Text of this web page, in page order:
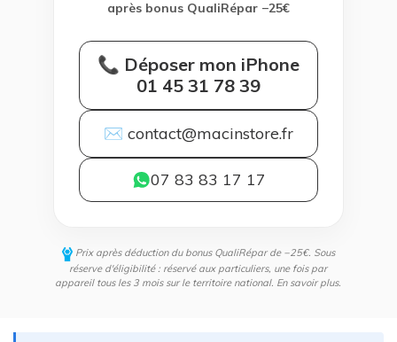
après bonus QualiRépar −25€
📞 Déposer mon iPhone
01 45 31 78 39
✉ contact@macinstore.fr
07 83 83 17 17
Prix après déduction du bonus QualiRépar de −25€. Sous
réserve d'éligibilité : réservé aux particuliers, une fois par
appareil tous les 3 mois sur le territoire national. En savoir plus.